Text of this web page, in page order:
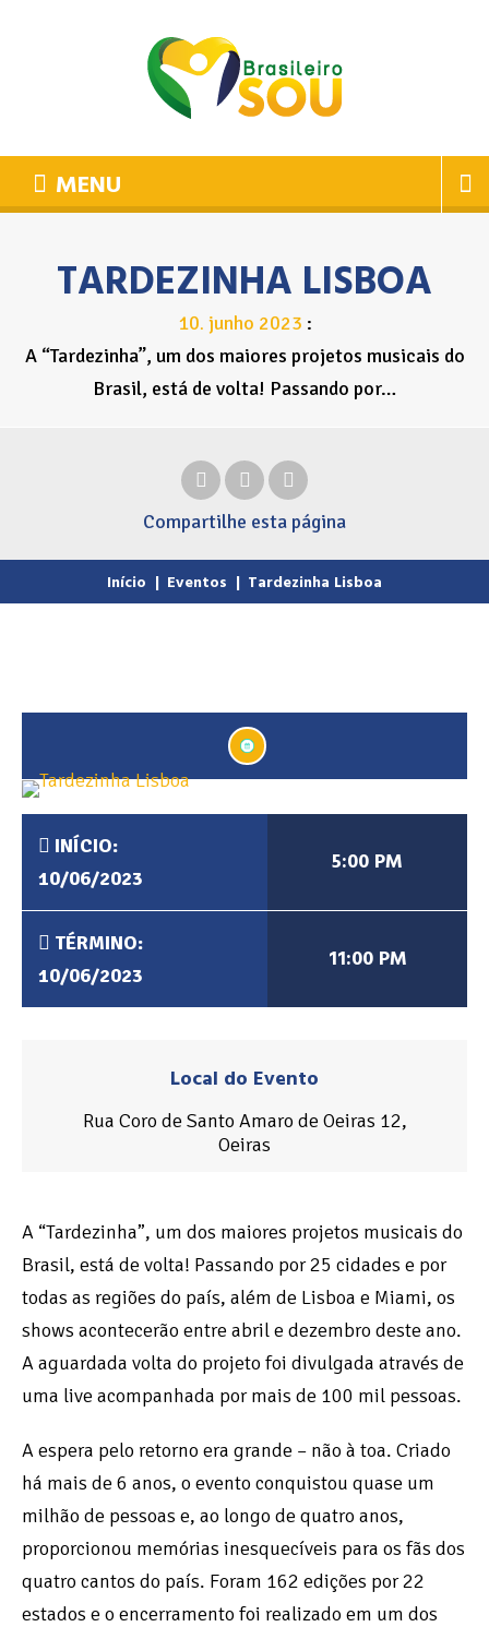
MENU
TARDEZINHA LISBOA
10. junho 2023
A “Tardezinha”, um dos maiores projetos musicais do
Brasil, está de volta! Passando por…
Compartilhe esta página
Início | Eventos | Tardezinha Lisboa
INÍCIO:
10/06/2023
5:00 PM
TÉRMINO:
10/06/2023
11:00 PM
Local do Evento
Rua Coro de Santo Amaro de Oeiras 12,
Oeiras
A “Tardezinha”, um dos maiores projetos musicais do
Brasil, está de volta! Passando por 25 cidades e por
todas as regiões do país, além de Lisboa e Miami, os
shows acontecerão entre abril e dezembro deste ano.
A aguardada volta do projeto foi divulgada através de
uma live acompanhada por mais de 100 mil pessoas.
A espera pelo retorno era grande – não à toa. Criado
há mais de 6 anos, o evento conquistou quase um
milhão de pessoas e, ao longo de quatro anos,
proporcionou memórias inesquecíveis para os fãs dos
quatro cantos do país. Foram 162 edições por 22
estados e o encerramento foi realizado em um dos